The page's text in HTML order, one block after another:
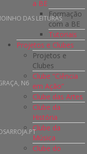
a BE
Formação
com a BE
Tutoriais
Projetos e Clubes
Projetos e
Clubes
Clube “Ciência
em Ação”
Clube das Artes
Clube da
História
Clube da
Música
Clube do
DAS LEITURAS
N6